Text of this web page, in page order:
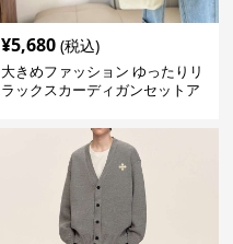
¥5,680 (税込)
大きめファッション ゆったりリ
ラックスカーディガンセットア